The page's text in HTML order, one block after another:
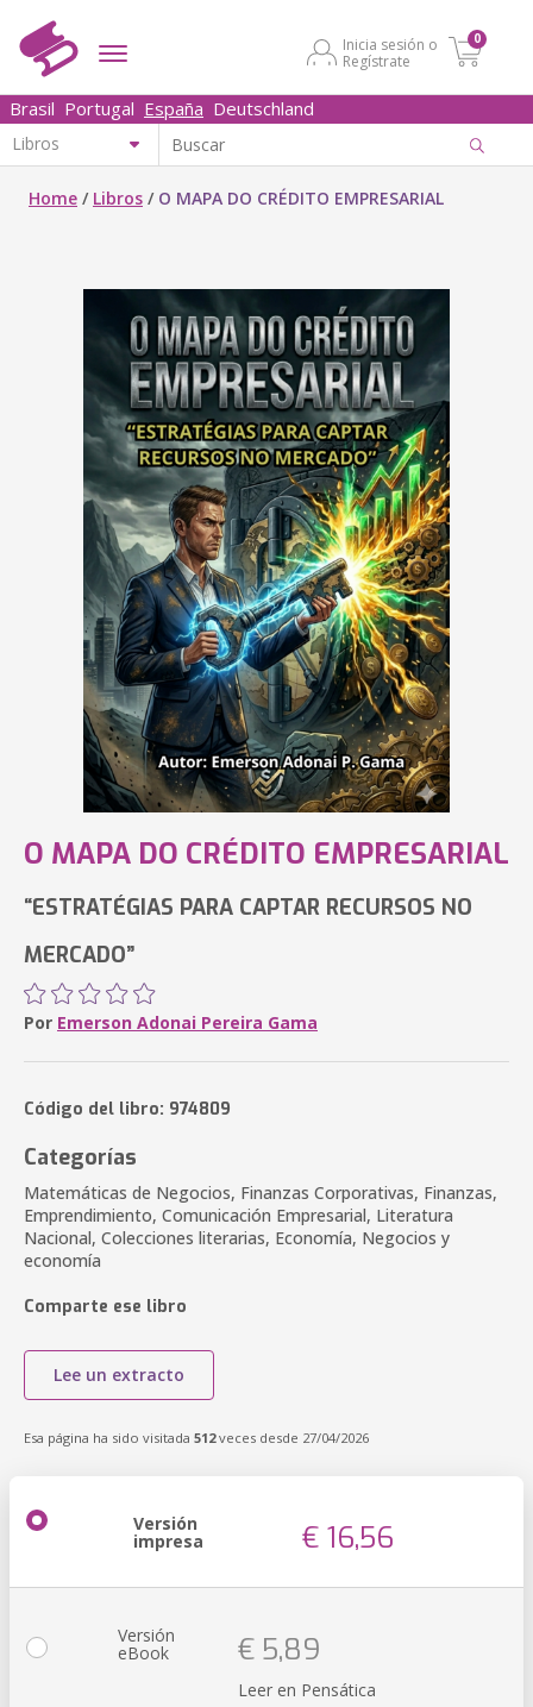
Inicia sesión o
Regístrate
0
Brasil Portugal España Deutschland
Home / Libros / O MAPA DO CRÉDITO EMPRESARIAL
O MAPA DO CRÉDITO EMPRESARIAL
“ESTRATÉGIAS PARA CAPTAR RECURSOS NO
MERCADO”
Por Emerson Adonai Pereira Gama
Código del libro: 974809
Categorías
Matemáticas de Negocios, Finanzas Corporativas, Finanzas,
Emprendimiento, Comunicación Empresarial, Literatura
Nacional, Colecciones literarias, Economía, Negocios y
economía
Comparte ese libro
Lee un extracto
Esa página ha sido visitada 512veces desde 27/04/2026
Versión
impresa € 16,56
Versión
eBook € 5,89
Leer en Pensática